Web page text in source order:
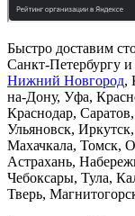
Быстро доставим
Санкт-Петербургу
Нижний Новгород,
на-Дону, Уфа,
Краснодар,
Ульяновск,
Махачкала, Томск,
Астрахань,
Чебоксары, Тула,
Тверь,